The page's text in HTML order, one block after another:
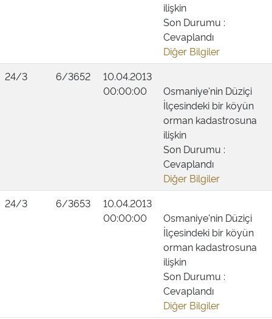
ilişkin
Son Durumu :
Cevaplandı
Diğer Bilgiler
24/3
6/3652
10.04.2013
00:00:00
Osmaniye'nin Düziçi
İlçesindeki bir köyün
orman kadastrosuna
ilişkin
Son Durumu :
Cevaplandı
Diğer Bilgiler
24/3
6/3653
10.04.2013
00:00:00
Osmaniye'nin Düziçi
İlçesindeki bir köyün
orman kadastrosuna
ilişkin
Son Durumu :
Cevaplandı
Diğer Bilgiler